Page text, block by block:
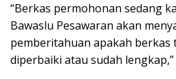
“Berkas permohonan sedang
Bawaslu Pesawaran akan
pemberitahuan apakah berkas
diperbaiki atau sudah lengkap,”